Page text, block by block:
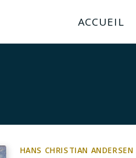
ACCUEIL
HANS CHRISTIAN ANDERSEN